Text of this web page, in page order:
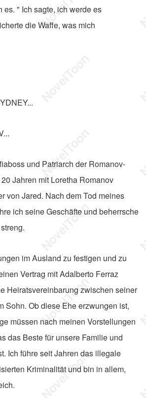
es. " Ich sagte, ich werde es
die Waffe, was mich
und Patriarch der Romanov-
Jahren mit Loretha Romanov
von Jared. Nach dem Tod meines
ich seine Geschäfte und beherrsche
im Ausland zu festigen und zu
Vertrag mit Adalberto Ferraz
Heiratsvereinbarung zwischen seiner
Sohn. Ob diese Ehe erzwungen ist,
müssen nach meinen Vorstellungen
das Beste für unsere Familie und
Ich führe seit Jahren das illegale
Kriminalität und bin in allem,